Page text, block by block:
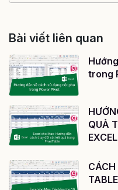
Bài viết liên quan
trong
QUẢ
CÁCH